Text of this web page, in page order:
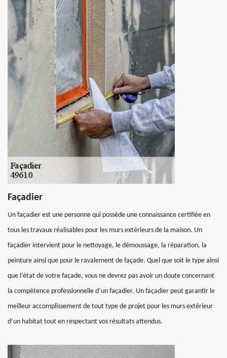
Façadier
Un façadier est une personne qui possède une connaissance certifiée en
tous les travaux réalisables pour les murs extérieurs de la maison. Un
façadier intervient pour le nettoyage, le démoussage, la réparation, la
peinture ainsi que pour le ravalement de façade. Quel que soit le type ainsi
que l’état de votre façade, vous ne devrez pas avoir un doute concernant
la compétence professionnelle d’un façadier. Un façadier peut garantir le
meilleur accomplissement de tout type de projet pour les murs extérieur
d’un habitat tout en respectant vos résultats attendus.